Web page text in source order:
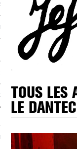
S DE JEF
JEF KLAK !
LA REVUE
TOUS LES
LE DANTEC